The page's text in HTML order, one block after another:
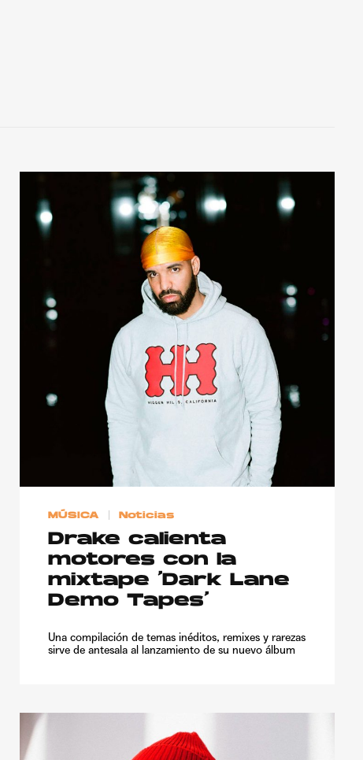
MÚSICA Noticias
Drake calienta
motores con la
mixtape ‘Dark Lane
Demo Tapes’
Una compilación de temas inéditos, remixes y rarezas
sirve de antesala al lanzamiento de su nuevo álbum